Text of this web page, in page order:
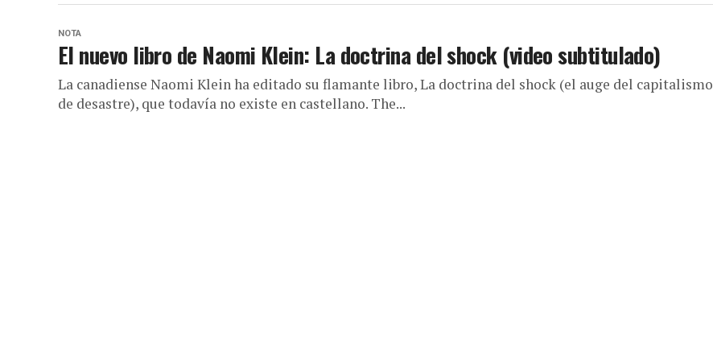
NOTA
El nuevo libro de Naomi Klein: La doctrina del shock (video subtitulado)
La canadiense Naomi Klein ha editado su flamante libro, La doctrina del shock (el auge del capitalismo
de desastre), que todavía no existe en castellano. The...